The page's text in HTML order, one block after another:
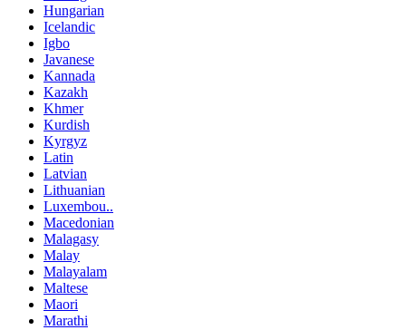
Hungarian
Icelandic
Igbo
Javanese
Kannada
Kazakh
Khmer
Kurdish
Kyrgyz
Latin
Latvian
Lithuanian
Luxembou..
Macedonian
Malagasy
Malay
Malayalam
Maltese
Maori
Marathi